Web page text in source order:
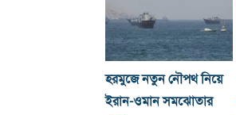
হরমুজে নতুন নৌপথ নিয়ে
ইরান-ওমান সমঝোতার